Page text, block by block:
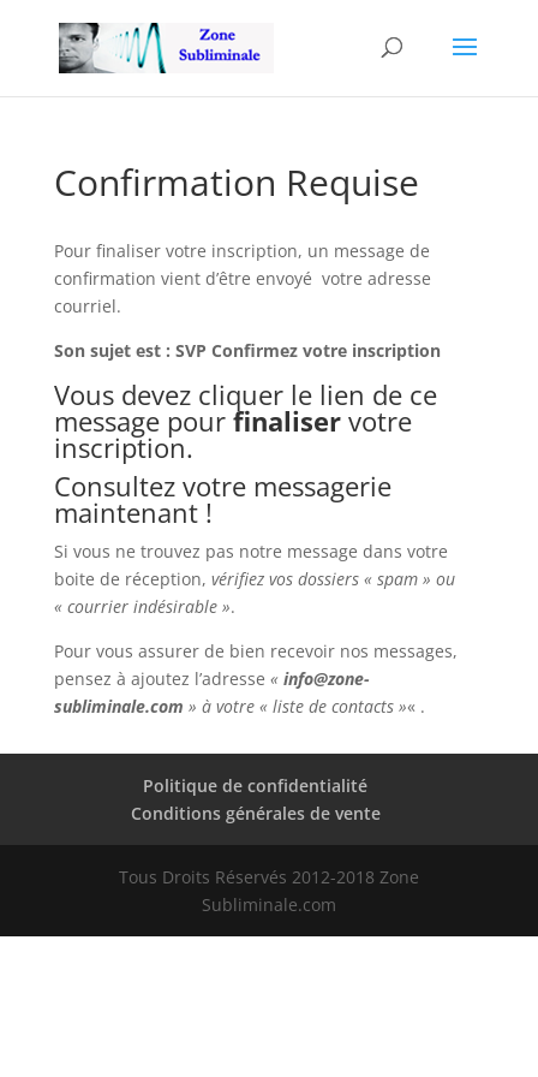
Confirmation Requise
Pour finaliser votre inscription, un message de
confirmation vient d’être envoyé votre adresse
courriel.
Son sujet est : SVP Confirmez votre inscription
Vous devez cliquer le lien de ce
message pour finaliservotre
inscription.
Consultez votre messagerie
maintenant !
Si vous ne trouvez pas notre message dans votre
boite de réception, vérifiez vos dossiers « spam » ou
« courrier indésirable ».
Pour vous assurer de bien recevoir nos messages,
pensez à ajoutez l’adresse « info@zone-
subliminale.com » à votre « liste de contacts »« .
Politique de confidentialité
Conditions générales de vente
Tous Droits Réservés 2012-2018 Zone
Subliminale.com